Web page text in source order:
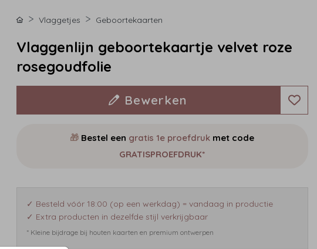
Vlaggetjes Geboortekaarten
Vlaggenlijn geboortekaartje velvet roze
rosegoudfolie
Bewerken
🎁 Bestel een gratis 1e proefdruk met code
GRATISPROEFDRUK*
✓ Besteld vóór 18:00 (op een werkdag) = vandaag in productie
✓ Extra producten in dezelfde stijl verkrijgbaar
* Kleine bijdrage bij houten kaarten en premium ontwerpen